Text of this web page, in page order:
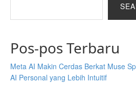
Pos-pos Terbaru
Meta AI Makin Cerdas Berkat Muse
AI Personal yang Lebih Intuitif